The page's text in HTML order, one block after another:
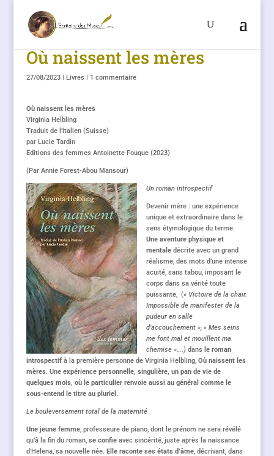
Où naissent les mères
27/08/2023| Livres | 1 commentaire
Où naissent les mères
Virginia Helbling
Traduit de l’italien (Suisse)
par Lucie Tardin
Editions des femmes Antoinette Fouque (2023)
(Par Annie Forest-Abou Mansour)
Un roman introspectif
Devenir mère : une expérience
unique et extraordinaire dans le
sens étymologique du terme.
Une aventure physique et
mentale décrite avec un grand
réalisme, des mots d’une intense
acuité, sans tabou, imposant le
corps dans sa vérité toute
puissante, (« Victoire de la chair.
Impossible de manifester de la
pudeur en salle
d’accouchement », « Mes seins
me font mal et mouillent ma
chemise »….) dans le roman
introspectif à la première personne de Virginia Helbling, Où naissent les
mères. Une expérience personnelle, singulière, un pan de vie de
quelques mois, où le particulier renvoie aussi au général comme le
sous-entend le titre au pluriel.
Le bouleversement total de la maternité
Une jeune femme, professeure de piano, dont le prénom ne sera révélé
qu’à la fin du roman, se confie avec sincérité, juste après la naissance
d’Helena, sa nouvelle née. Elle raconte ses états d’âme, décrivant, dans